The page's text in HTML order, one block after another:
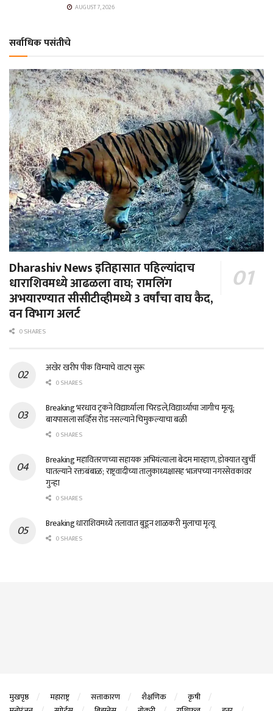
AUGUST 7, 2026
सर्वाधिक पसंतीचे
Dharashiv News इतिहासात पहिल्यांदाच
धाराशिवमध्ये आढळला वाघ; रामलिंग
अभयारण्यात सीसीटीव्हीमध्ये 3 वर्षांचा वाघ कैद,
वन विभाग अलर्ट
0 SHARES
अखेर खरीप पीक विम्याचे वाटप सुरू
0 SHARES
Breaking भरधाव ट्रकने विद्यार्थ्याला चिरडले,विद्यार्थ्याचा जागीच मृत्यू;
बायपासला सर्व्हिस रोड नसल्याने चिमुकल्याचा बळी
0 SHARES
Breaking महावितरणच्या सहायक अभियंत्याला बेदम मारहाण, डोक्यात खुर्ची
घातल्याने रक्तबंबाळ; राष्ट्रवादीच्या तालुकाध्यक्षासह भाजपच्या नगरसेवकांवर
गुन्हा
0 SHARES
Breaking धाराशिवमध्ये तलावात बुडून शाळकरी मुलाचा मृत्यू
0 SHARES
मुखपृष्ठ महाराष्ट्र सत्ताकारण शैक्षणिक
कृषी